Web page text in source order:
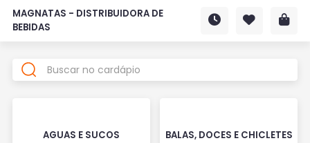
MAGNATAS - DISTRIBUIDORA DE
BEBIDAS
AGUAS E SUCOS BALAS, DOCES E CHICLETES